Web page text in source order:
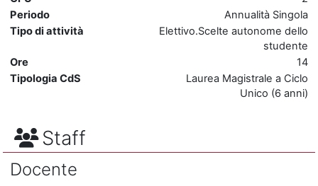
Periodo
Annualità Singola
Tipo di attività
Elettivo.Scelte autonome dello
studente
Ore
14
Tipologia CdS
Laurea Magistrale a Ciclo
Unico (6 anni)
Staff
Docente